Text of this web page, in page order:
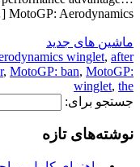
MotoGP: Aerodynamics […]
ماشین های جدید
winglet, after
, MotoGP: ban, MotoGP:
winglet, the
جستجو برای:
نوشته‌های تازه